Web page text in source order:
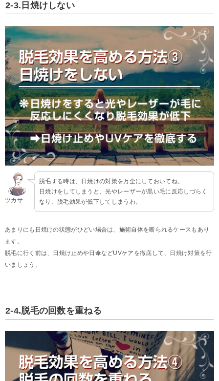
2-3.日焼けしない
ツカサ
脱毛する時は、日焼けの対策を万全にしておいてね。
日焼けをしてしまうと、光やレーザーが黒い毛に反応しづらく
なり、脱毛効果が低下してしまうわ。
あまりにも日焼けの状態がひどい場合は、施術自体を断られるケースもあり
ます。
脱毛に行く前は、日焼け止めや日傘などUVケアを徹底して、日焼け対策を行
いましょう。
2-4.脱毛の回数を重ねる